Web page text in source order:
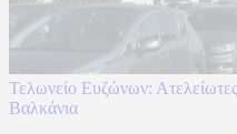
Τελωνείο Ευζώνων:
Βαλκάνια